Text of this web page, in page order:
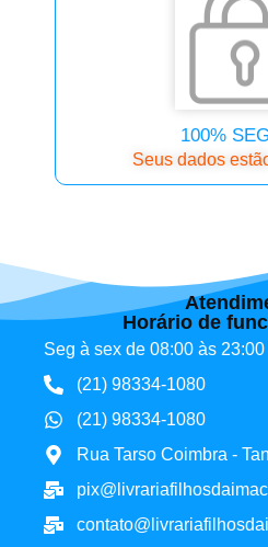
100%
Seus dados
Horário de
Seg à sex de 08:00 às 23:00
(21) 98334-1080
(21) 98334-1080
Rua Tarso Coimbra -